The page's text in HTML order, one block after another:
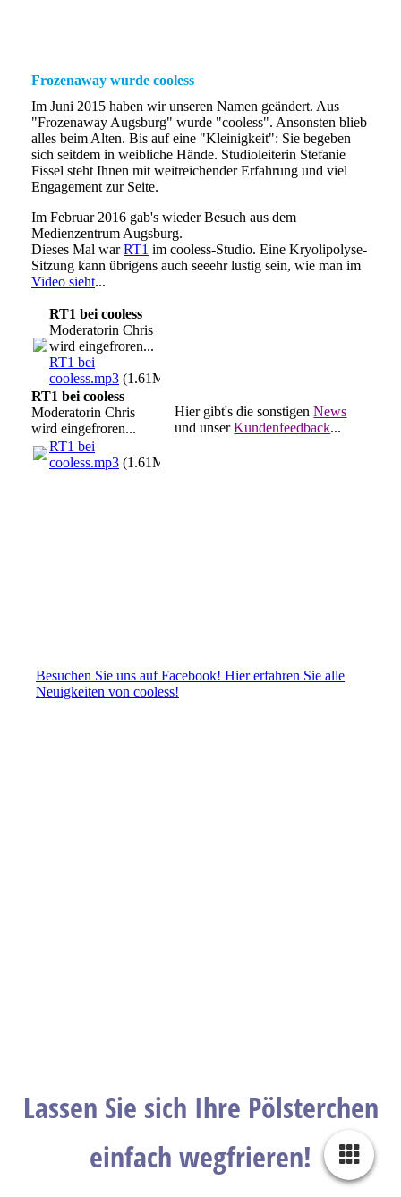
Frozenaway wurde cooless
Im Juni 2015 haben wir unseren Namen geändert. Aus
"Frozenaway Augsburg" wurde "cooless". Ansonsten blieb
alles beim Alten. Bis auf eine "Kleinigkeit": Sie begeben
sich seitdem in weibliche Hände. Studioleiterin Stefanie
Fissel steht Ihnen mit weitreichender Erfahrung und viel
Engagement zur Seite.
Im Februar 2016 gab's wieder Besuch aus dem
Medienzentrum Augsburg.
Dieses Mal warRT1 im cooless-Studio. Eine Kryolipolyse-
Sitzung kann übrigens auch seeehr lustig sein, wie man im
Video sieht...
RT1 bei cooless
Moderatorin Chris
wird eingefroren...
RT1 bei
cooless.mp3 (1.61MB)
RT1 bei cooless
Moderatorin Chris
wird eingefroren...
RT1 bei
cooless.mp3 (1.61MB)
Hier gibt's die sonstigenNews
und unserKundenfeedback...
Besuchen Sie uns auf Facebook! Hier erfahren Sie alle
Neuigkeiten von cooless!
Lassen Sie sich Ihre Pölsterchen
einfach wegfrieren!